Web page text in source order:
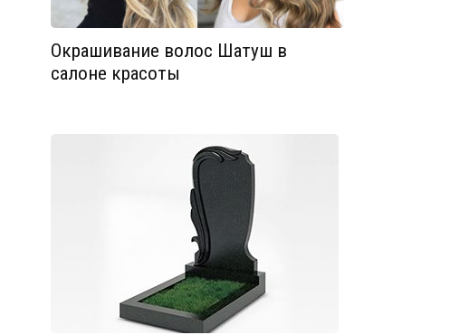
Окрашивание волос Шатуш в
салоне красоты